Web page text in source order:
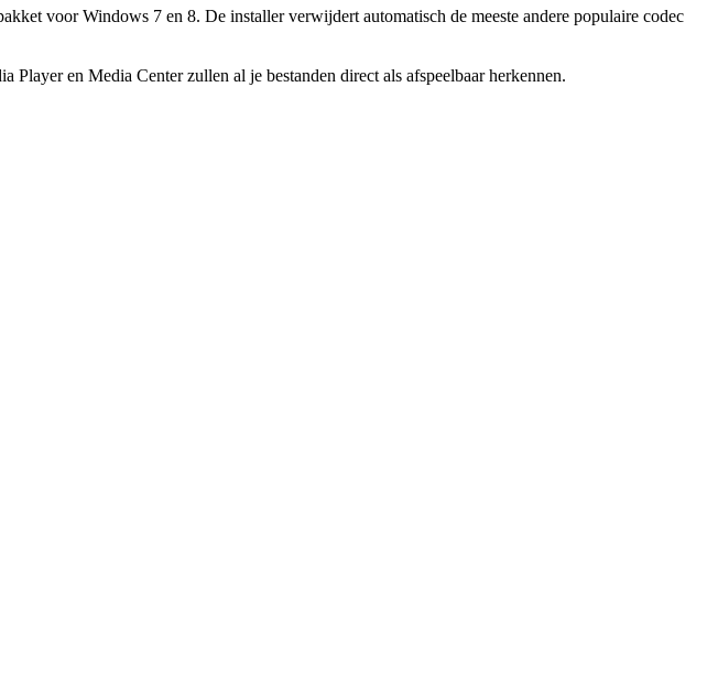
voor Windows 7 en 8. De installer verwijdert automatisch de meeste andere populaire codec
en Media Center zullen al je bestanden direct als afspeelbaar herkennen.